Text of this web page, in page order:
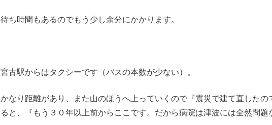
待ち時間もあるのでもう少し余分にかかります。
宮古駅からはタクシーです（バスの本数が少ない）。
かなり距離があり、また山のほうへ上っていくので『震災で建て直したの
ると、『もう３０年以上前からここです。だから病院は津波には全然問題